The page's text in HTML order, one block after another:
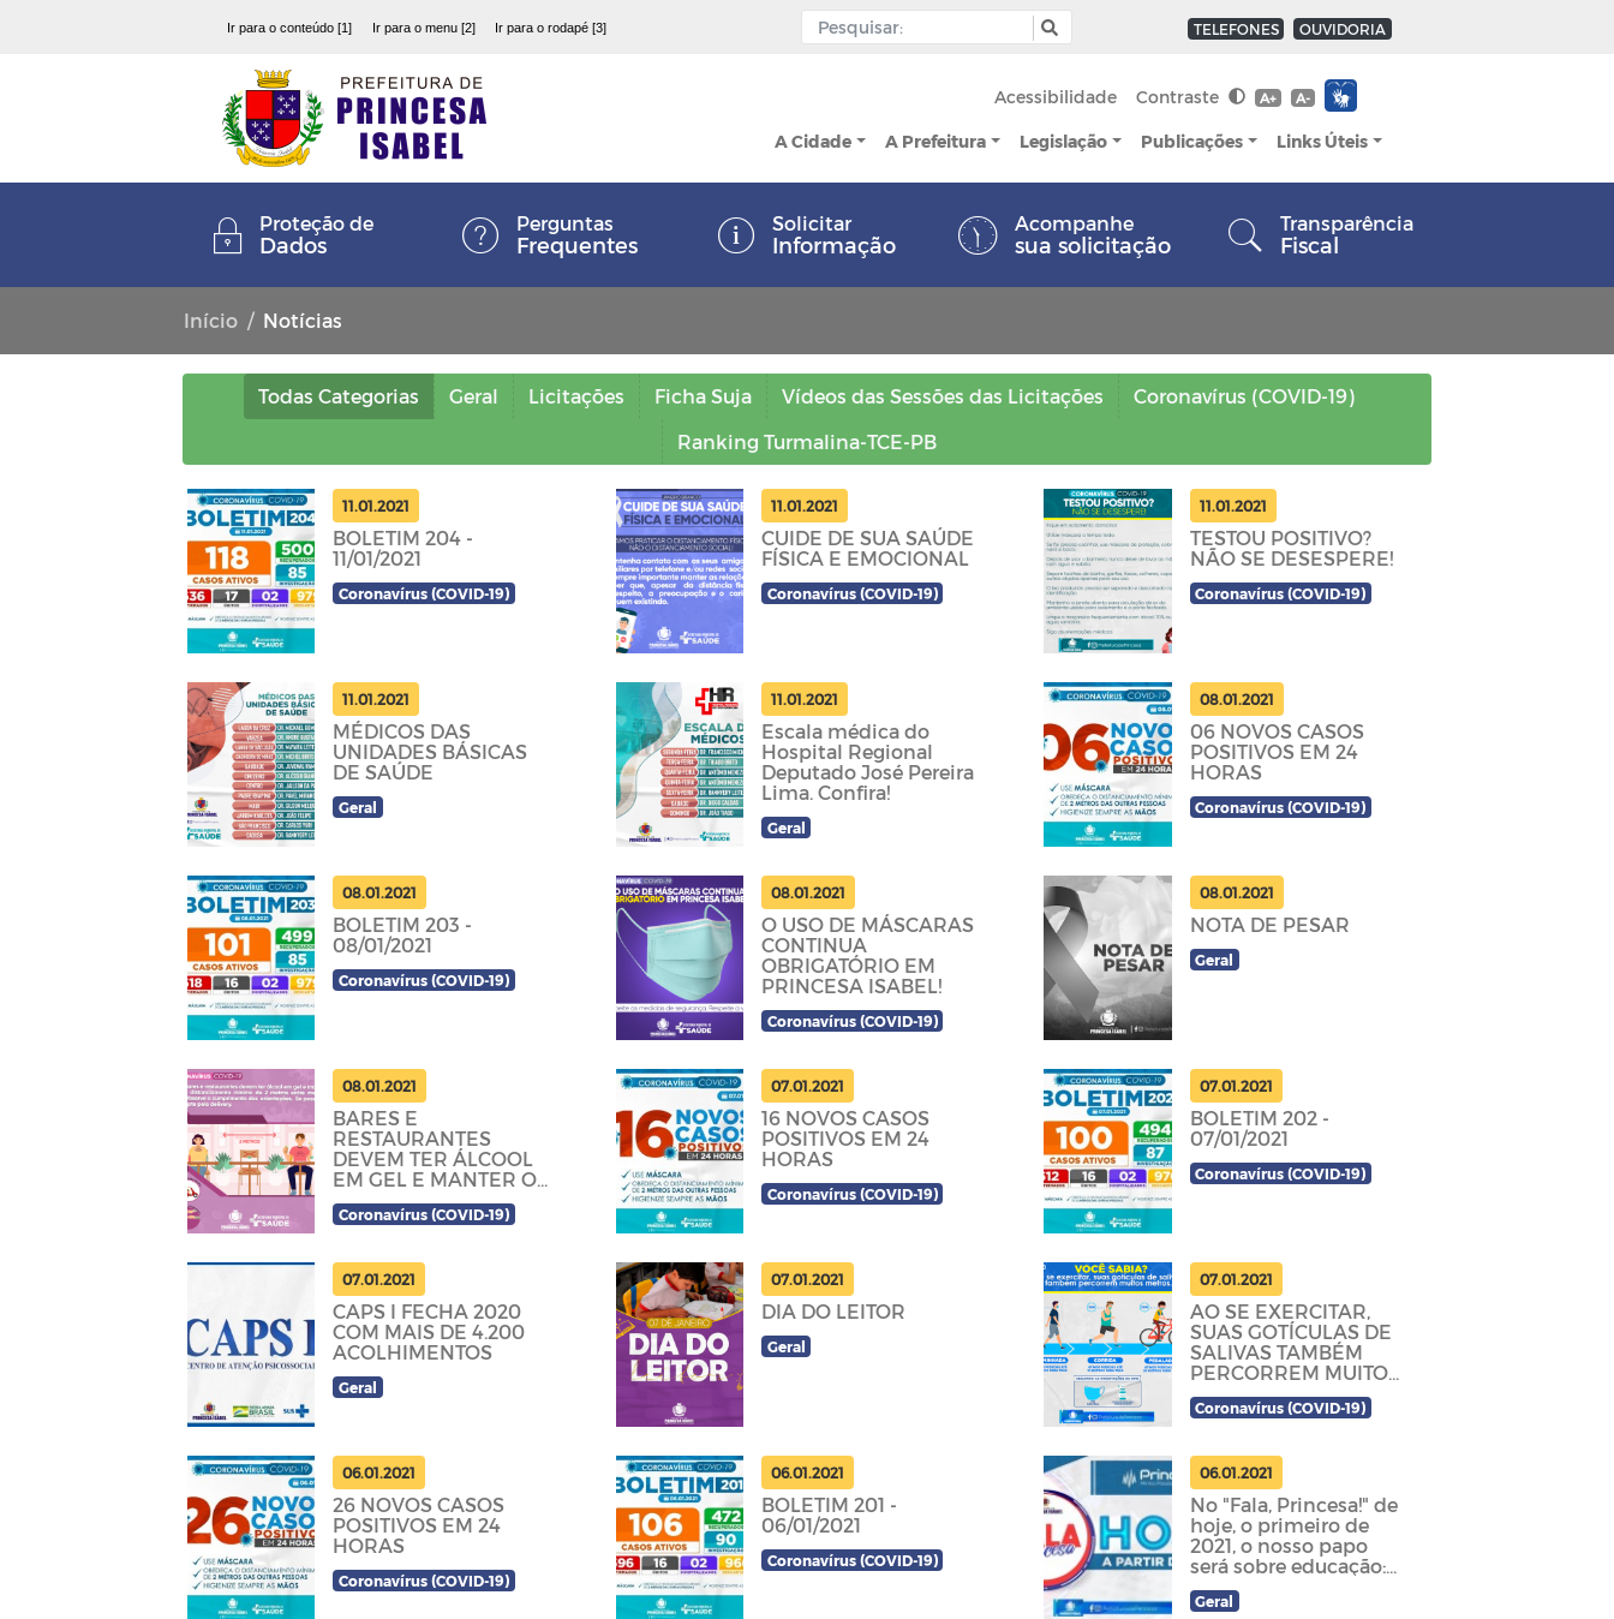
Ir para o conteúdo [1] Ir para o menu [2] Ir para o rodapé [3] TELEFONES OUVIDORIA
Acessibilidade Contraste A+ A-
A Cidade A Prefeitura Legislação Publicações Links Úteis
Proteção de
Dados
Perguntas
Frequentes
Solicitar
Informação
Acompanhe
sua solicitação
Transparência
Fiscal
Início Notícias
Todas Categorias Geral Licitações Ficha Suja Vídeos das Sessões das Licitações
Coronavírus (COVID-19)
Ranking Turmalina-TCE-PB
11.01.2021
BOLETIM 204 -
11/01/2021
Coronavírus (COVID-19)
11.01.2021
CUIDE DE SUA SAÚDE
FÍSICA E EMOCIONAL
Coronavírus (COVID-19)
11.01.2021
TESTOU POSITIVO?
NÃO SE DESESPERE!
Coronavírus (COVID-19)
11.01.2021
MÉDICOS DAS
UNIDADES BÁSICAS
DE SAÚDE
Geral
11.01.2021
Escala médica do
Hospital Regional
Deputado José Pereira
Lima. Confira!
Geral
08.01.2021
06 NOVOS CASOS
POSITIVOS EM 24
HORAS
Coronavírus (COVID-19)
08.01.2021
BOLETIM 203 -
08/01/2021
Coronavírus (COVID-19)
08.01.2021
O USO DE MÁSCARAS
CONTINUA
OBRIGATÓRIO EM
PRINCESA ISABEL!
Coronavírus (COVID-19)
08.01.2021
NOTA DE PESAR
Geral
08.01.2021
BARES E
RESTAURANTES
DEVEM TER ÁLCOOL
EM GEL E MANTER O
DISTANCIAMENTO
MÍNIMO ENTRE 2
Coronavírus (COVID-19)
07.01.2021
16 NOVOS CASOS
POSITIVOS EM 24
HORAS
Coronavírus (COVID-19)
07.01.2021
BOLETIM 202 -
07/01/2021
Coronavírus (COVID-19)
07.01.2021
CAPS I FECHA 2020
COM MAIS DE 4.200
ACOLHIMENTOS
Geral
07.01.2021
DIA DO LEITOR
Geral
07.01.2021
AO SE EXERCITAR,
SUAS GOTÍCULAS DE
SALIVAS TAMBÉM
PERCORREM MUITOS
METROS
Coronavírus (COVID-19)
06.01.2021
26 NOVOS CASOS
POSITIVOS EM 24
HORAS
Coronavírus (COVID-19)
06.01.2021
BOLETIM 201 -
06/01/2021
Coronavírus (COVID-19)
06.01.2021
No "Fala, Princesa!" de
hoje, o primeiro de
2021, o nosso papo
será sobre educação:
os avanços, os desafios
em 2020...
Geral